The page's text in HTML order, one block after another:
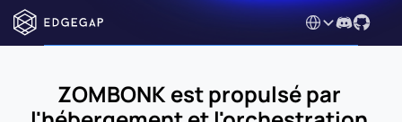
Select Language
ZOMBONK est propulsé par